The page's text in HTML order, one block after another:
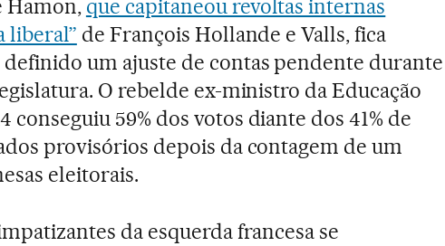
Hamon, que capitaneou revoltas internas
liberal” de François Hollande e Valls, fica
um ajuste de contas pendente durante
O rebelde ex-ministro da Educação
conseguiu 59% dos votos diante dos 41% de
provisórios depois da contagem de um
eleitorais.
da esquerda francesa se